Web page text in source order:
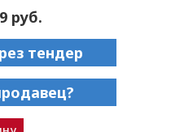
руб.
тендер